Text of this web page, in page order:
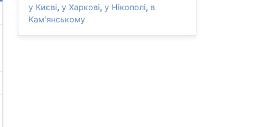
у Києві, у Харкові, у Нікополі, в
Кам'янському